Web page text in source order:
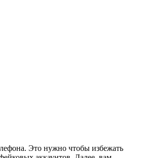
Это нужно чтобы избежать